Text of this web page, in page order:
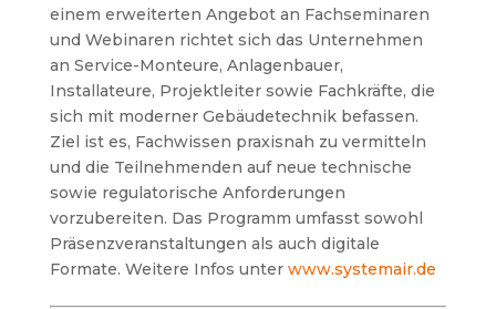
einem erweiterten Angebot an Fachseminaren
und Webinaren richtet sich das Unternehmen
an Service-Monteure, Anlagenbauer,
Installateure, Projektleiter sowie Fachkräfte, die
sich mit moderner Gebäudetechnik befassen.
Ziel ist es, Fachwissen praxisnah zu vermitteln
und die Teilnehmenden auf neue technische
sowie regulatorische Anforderungen
vorzubereiten. Das Programm umfasst sowohl
Präsenzveranstaltungen als auch digitale
Formate. Weitere Infos unter www.systemair.de